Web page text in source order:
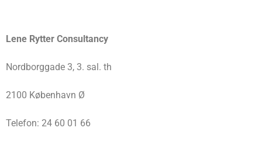
Lene Rytter Consultancy
Nordborggade 3, 3. sal. th
2100 København Ø
Telefon: 24 60 01 66